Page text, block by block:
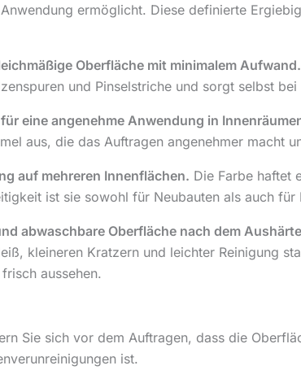
ermöglicht. Diese definierte
Oberfläche mit minimalem Aufwand.
und Pinselstriche und sorgt selbst
eine angenehme Anwendung in
aus, die das Auftragen angenehmer macht
auf mehreren Innenflächen. Die Farbe haftet
ist sie sowohl für Neubauten als auch
abwaschbare Oberfläche nach dem
kleineren Kratzern und leichter Reinigung
aussehen.
Sie sich vor dem Auftragen, dass die
ist.